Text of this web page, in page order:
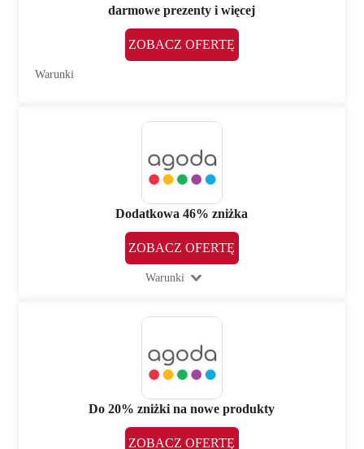
darmowe prezenty i więcej
ZOBACZ OFERTĘ
Warunki
Dodatkowa 46% zniżka
ZOBACZ OFERTĘ
Warunki
Do 20% zniżki na nowe produkty
ZOBACZ OFERTĘ